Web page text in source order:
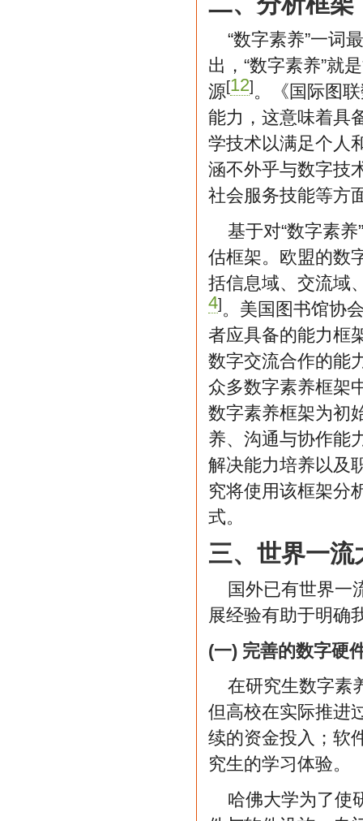
“数字素养”一词
出，“数字素养”就
源[12]。《国际图
能力，这意味着具
学技术以满足个人
涵不外乎与数字技
社会服务技能等方
基于对“数字素
估框架。欧盟的数
括信息域、交流域
4]。美国图书馆协
者应具备的能力框
数字交流合作的能
众多数字素养框架
数字素养框架为初
养、沟通与协作能
解决能力培养以及
究将使用该框架分
式。
三、世界一流
国外已有世界一
展经验有助于明确
(一) 完善的数字硬
在研究生数字素
但高校在实际推进
续的资金投入；软
究生的学习体验。
哈佛大学为了使